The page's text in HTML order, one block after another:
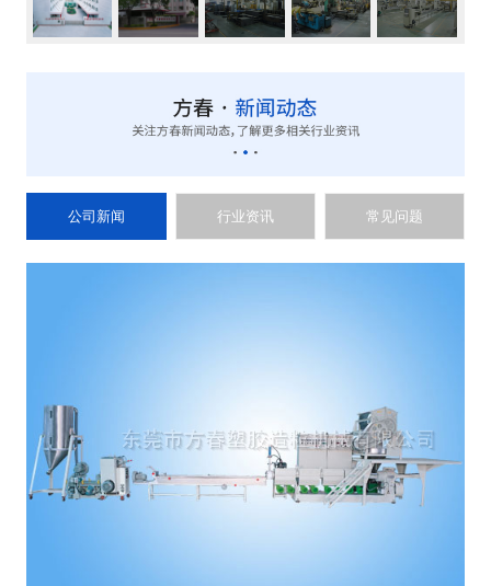
公司新闻 行业资讯 常见问题